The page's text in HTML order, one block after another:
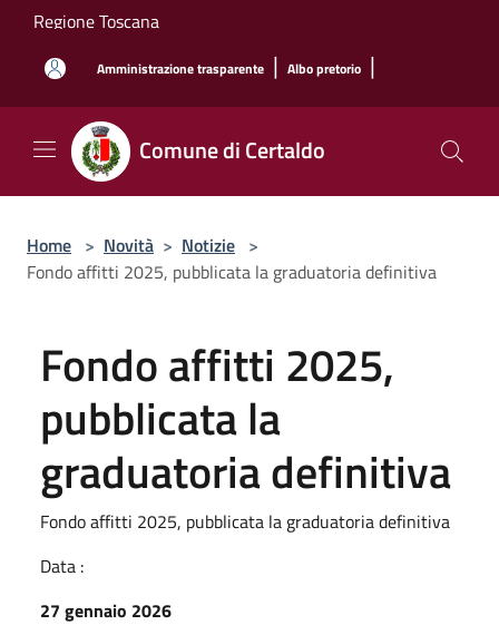
Salta al contenuto principale
Regione Toscana
Amministrazione trasparente | Albo pretorio |
Comune di Certaldo
Home > Novità > Notizie >
Fondo affitti 2025, pubblicata la graduatoria definitiva
Fondo affitti 2025,
pubblicata la
graduatoria definitiva
Fondo affitti 2025, pubblicata la graduatoria definitiva
Data :
27 gennaio 2026